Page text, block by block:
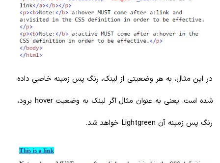
در این مثال، به هر وضعیتی از لینک، رنگ پس زمینه خاصی داده
شده است. یعنی به عنوان مثال اگر لینک به وضعیت hover برود،
رنگ پس زمینه آن Lightgreen خواهد شد.